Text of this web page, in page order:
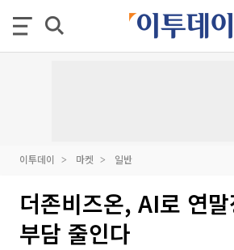
이투데이 마켓 일반
더존비즈온, AI로 연
부담 줄인다